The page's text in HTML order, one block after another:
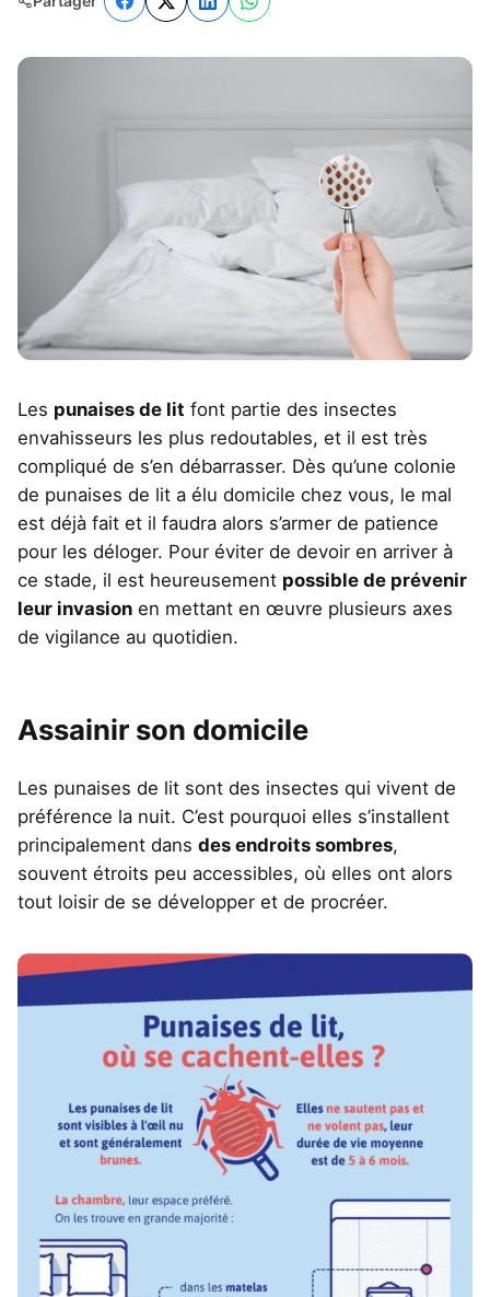
Les punaises de lit font partie des insectes
envahisseurs les plus redoutables, et il est très
compliqué de s’en débarrasser. Dès qu’une colonie
de punaises de lit a élu domicile chez vous, le mal
est déjà fait et il faudra alors s’armer de patience
pour les déloger. Pour éviter de devoir en arriver à
ce stade, il est heureusement possible de prévenir
leur invasion en mettant en œuvre plusieurs axes
de vigilance au quotidien.
Assainir son domicile
Les punaises de lit sont des insectes qui vivent de
préférence la nuit. C’est pourquoi elles s’installent
principalement dans des endroits sombres,
souvent étroits peu accessibles, où elles ont alors
tout loisir de se développer et de procréer.